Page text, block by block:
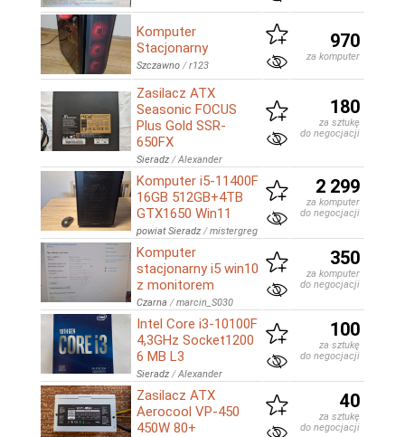
Komputer
Stacjonarny
Szczawno /r123
970
za komputer
Zasilacz ATX
Seasonic FOCUS
Plus Gold SSR-
650FX
Sieradz /Alexander
180
za sztukę
do negocjacji
Komputer i5-11400F
16GB 512GB+4TB
GTX1650 Win11
powiat Sieradz /mistergreg
2 299
za komputer
do negocjacji
Komputer
stacjonarny i5 win10
z monitorem
Czarna /marcin_S030
350
za komputer
do negocjacji
Intel Core i3-10100F
4,3GHz Socket1200
6 MB L3
Sieradz /Alexander
100
za sztukę
do negocjacji
Zasilacz ATX
Aerocool VP-450
450W 80+
40
za sztukę
do negocjacji